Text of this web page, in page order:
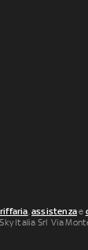
,assistenzae
Italia Srl Via